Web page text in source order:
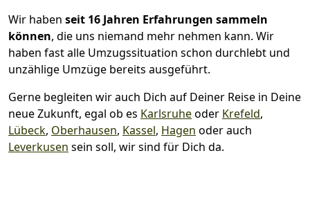
Wir haben seit 16 Jahren Erfahrungen sammeln
können, die uns niemand mehr nehmen kann. Wir
haben fast alle Umzugssituation schon durchlebt und
unzählige Umzüge bereits ausgeführt.
Gerne begleiten wir auch Dich auf Deiner Reise in Deine
neue Zukunft, egal ob es Karlsruheoder Krefeld,
Lübeck, Oberhausen, Kassel, Hagen oder auch
Leverkusen sein soll, wir sind für Dich da.